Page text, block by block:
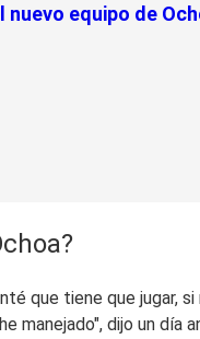
nuevo equipo de
que tiene que jugar,
manejado", dijo un día